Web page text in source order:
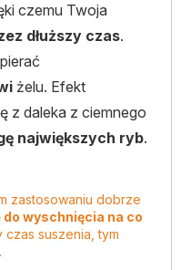
czemu Twoja
dłuższy czas.
żelu. Efekt
z daleka z ciemnego
największych ryb.
zastosowaniu dobrze
do wyschnięcia na co
czas suszenia, tym